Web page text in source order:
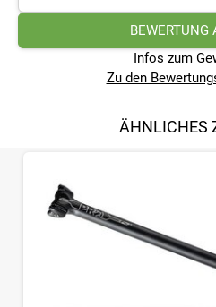
BEWERTUNG
Infos zum
Zu den
ÄHNLICHES